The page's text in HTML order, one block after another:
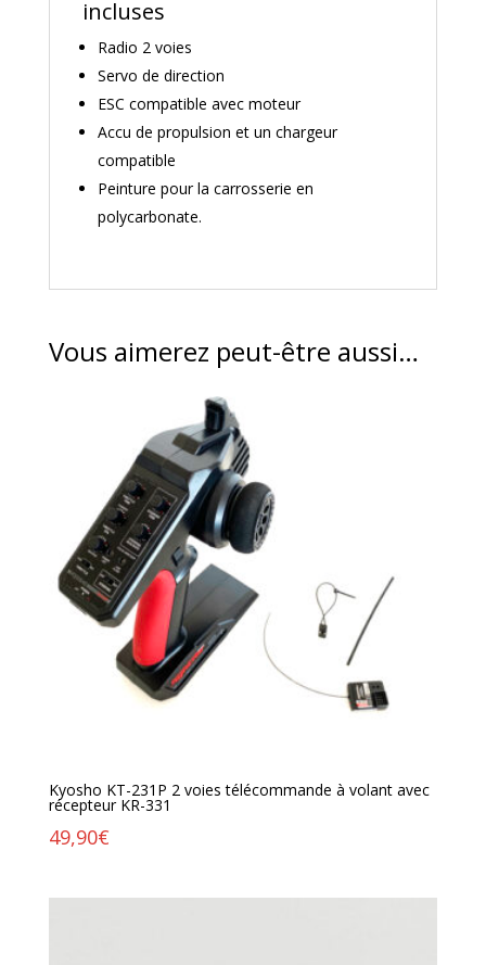
incluses
Radio 2 voies
Servo de direction
ESC compatible avec moteur
Accu de propulsion et un chargeur
compatible
Peinture pour la carrosserie en
polycarbonate.
Vous aimerez peut-être aussi…
Kyosho KT-231P 2 voies télécommande à volant avec
récepteur KR-331
49,90€